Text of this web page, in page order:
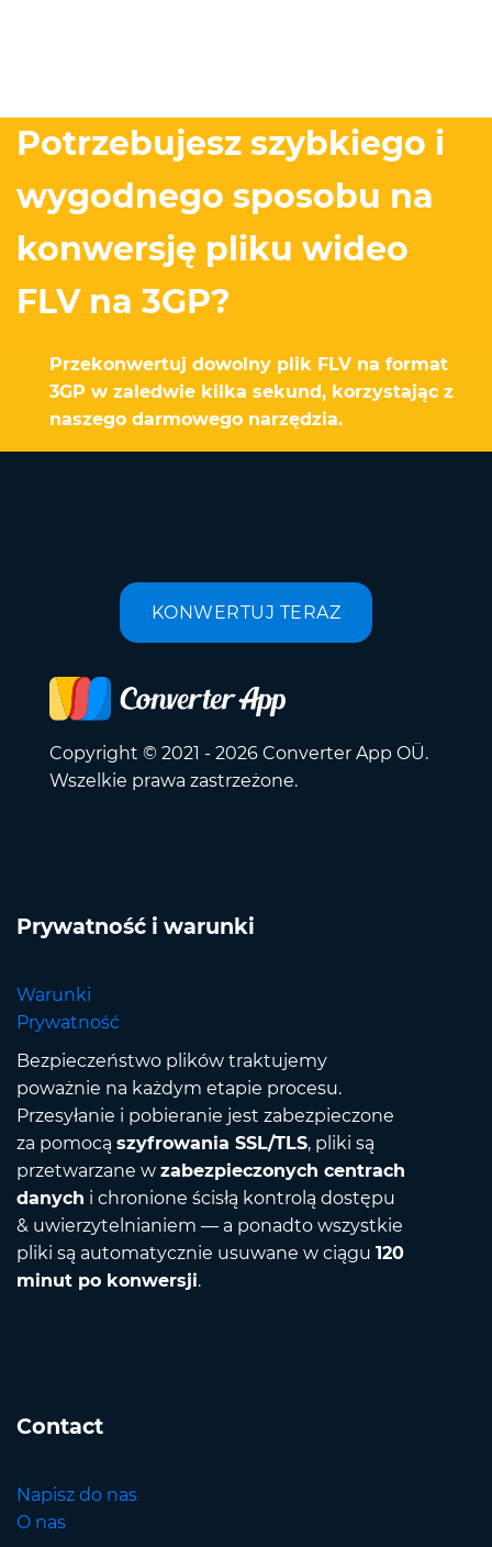
Potrzebujesz szybkiego i
wygodnego sposobu na
konwersję pliku wideo
FLV na 3GP?
Przekonwertuj dowolny plik FLV na format
3GP w zaledwie kilka sekund, korzystając z
naszego darmowego narzędzia.
KONWERTUJ TERAZ
Copyright © 2021 - 2026 Converter App OÜ.
Wszelkie prawa zastrzeżone.
Prywatność i warunki
Warunki
Prywatność
Bezpieczeństwo plików traktujemy
poważnie na każdym etapie procesu.
Przesyłanie i pobieranie jest zabezpieczone
za pomocą szyfrowania SSL/TLS, pliki są
przetwarzane w zabezpieczonych centrach
danych i chronione ścisłą kontrolą dostępu
& uwierzytelnianiem — a ponadto wszystkie
pliki są automatycznie usuwane w ciągu 120
minut po konwersji.
Contact
Napisz do nas
O nas